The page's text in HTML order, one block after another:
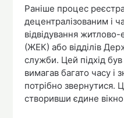
Раніше процес
децентралізованим і
відвідування
(ЖЕК) або відділів
служби. Цей підхід
вимагав багато часу і
потрібно звернутися.
створивши єдине